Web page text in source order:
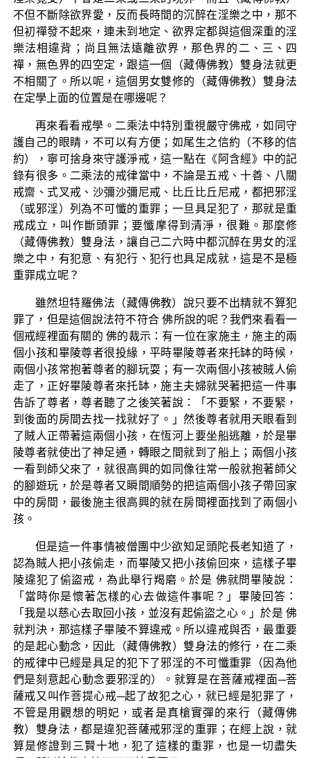
不但不斷除欲界愛，反而長時間的沉醉在淫樂之中，那不
但初禪發不起來，連未到地定、欲界定都與這個深重的淫
樂法相違背；尚且無法遠離欲界，那色界的二、三、四
禪，無色界的四空定，跟這一個（藏傳佛教）雙身法就更
不相關了。所以呢，這個男女雙修的（藏傳佛教）雙身法
在定學上面的位置是在哪邊呢？
再來看看戒學。二乘法中特別重視嚴守佛戒，如同守
護自己的眼睛，不可以有方便；如尾生之信約（不移的信
約），寧可捨身來守護淨戒，這一點在《阿含經》中的記
錄有很多。二乘法的戒律當中，不論是五戒、十善、八關
戒齋、式叉戒、沙彌沙彌尼戒、比丘比丘尼戒，都把邪淫
（或邪淫）列為不可懺的重罪；一旦具足犯了，那就是重
戒成立，叫作斷頭罪；要懺摩得到清淨，很難。那麼修
（藏傳佛教）雙身法，讓自己二六時中都沉醉在男女的淫
樂之中，有犯意、有犯行、犯行也具足成就，這是不是極
重罪成立呢？
雖然坦特羅佛法（藏傳佛教）說只要不出精就不算犯
罪了，但是這個說法符不符合 佛所說的呢？我們來看看一
個戒經裡面有關的 佛的裁示：有一位在家施主，施主的兩
個小孩和畢陵尊者很投緣，平時畢陵尊者來托缽的時候，
兩個小孩常抱著尊者的腳玩耍；有一次兩個小孩被賊人偷
走了，正好畢陵尊者來托缽，施主夫婦就哭著把這一件事
告訴了尊者，尊者聽了之後笑著說：「不要緊，不要緊，
到後面的房間去找一找就好了。」然後尊者就用天眼看到
了賊人正帶著這兩個小孩，在恆河上要坐船逃離，於是畢
陵尊者就使出了神足通，轉眼之間就到了船上；兩個小孩
一看到師父來了，就很高興的如同像往常一般就抱著師父
的腳遊玩，於是尊者又瞬間順勢的把這兩個小孩子帶回家
中的房間，最後施主很高興的就在房間裡面找到了兩個小
孩。
但是這一件事情被僧團中少欲知足頭陀長老知道了，
認為賊人把小孩偷走，而畢陵又把小孩偷回來，這樣子畢
陵違犯了偷盜戒，為此舉行羯磨。於是 佛就問畢陵說：
「當時你是懷著怎樣的心去做這件事呢？」畢陵回答：
「我是以慈心去取回小孩，並沒有起偷盜之心。」於是 佛
就判決，那這樣子畢陵不算違戒。所以違戒與否，最重要
的是起心動念，因此（藏傳佛教）雙身法的修行，在二乘
的戒律中已經是具足的犯下了邪淫的不可懺重罪（因為他
們是刻意起心動念要邪淫的）。就算是在菩薩戒裡面─菩
薩戒又叫作菩提心戒─起了故犯之心，就已經是犯罪了，
不管是用觀想的明妃，或者是真槍實彈的來行（藏傳佛
教）雙身法，都是違犯菩薩戒邪淫的重罪；在經上說，就
算是修證到三賢十地，犯了這樣的重罪，也是一切盡失